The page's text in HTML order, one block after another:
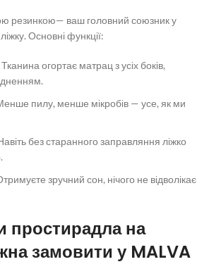
резинкою— ваш головний союзник у
Основні функції:
Тканина огортає матрац з усіх боків,
пилу, менше мікробів — усе, як ми
без старанного заправляння ліжко
зручний сон, нічого не відволікає
простирадла на
замовити у MALVA